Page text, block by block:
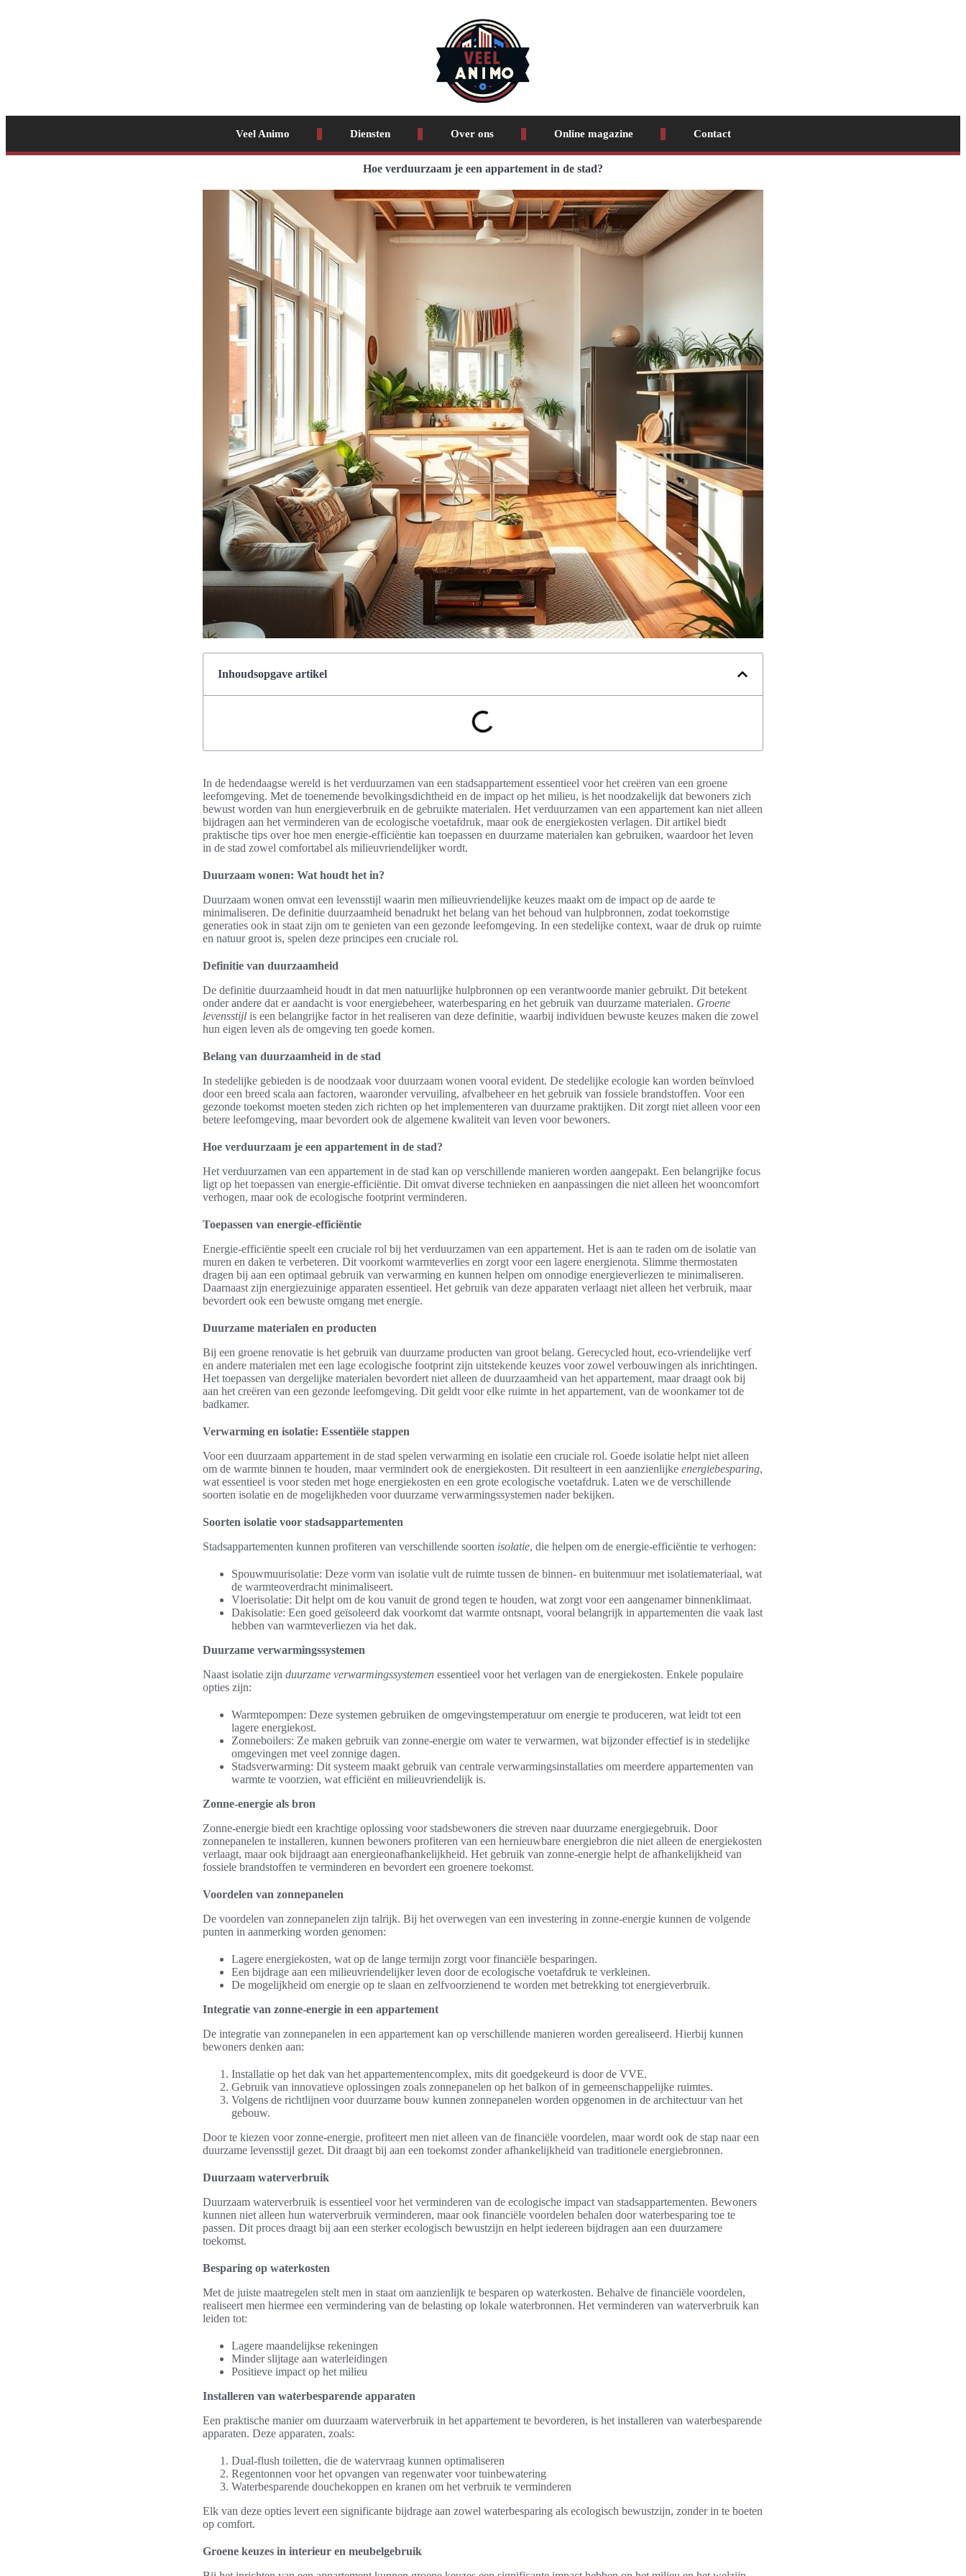
Veel Animo Diensten Over ons Online magazine Contact
Hoe verduurzaam je een appartement in de stad?
Inhoudsopgave artikel
In de hedendaagse wereld is het verduurzamen van een stadsappartement essentieel voor het creëren van een groene
leefomgeving. Met de toenemende bevolkingsdichtheid en de impact op het milieu, is het noodzakelijk dat bewoners zich
bewust worden van hun energieverbruik en de gebruikte materialen. Het verduurzamen van een appartement kan niet alleen
bijdragen aan het verminderen van de ecologische voetafdruk, maar ook de energiekosten verlagen. Dit artikel biedt
praktische tips over hoe men energie-efficiëntie kan toepassen en duurzame materialen kan gebruiken, waardoor het leven
in de stad zowel comfortabel als milieuvriendelijker wordt.
Duurzaam wonen: Wat houdt het in?
Duurzaam wonen omvat een levensstijl waarin men milieuvriendelijke keuzes maakt om de impact op de aarde te
minimaliseren. De definitie duurzaamheid benadrukt het belang van het behoud van hulpbronnen, zodat toekomstige
generaties ook in staat zijn om te genieten van een gezonde leefomgeving. In een stedelijke context, waar de druk op ruimte
en natuur groot is, spelen deze principes een cruciale rol.
Definitie van duurzaamheid
De definitie duurzaamheid houdt in dat men natuurlijke hulpbronnen op een verantwoorde manier gebruikt. Dit betekent
onder andere dat er aandacht is voor energiebeheer, waterbesparing en het gebruik van duurzame materialen. Groene
levensstijl is een belangrijke factor in het realiseren van deze definitie, waarbij individuen bewuste keuzes maken die zowel
hun eigen leven als de omgeving ten goede komen.
Belang van duurzaamheid in de stad
In stedelijke gebieden is de noodzaak voor duurzaam wonen vooral evident. De stedelijke ecologie kan worden beïnvloed
door een breed scala aan factoren, waaronder vervuiling, afvalbeheer en het gebruik van fossiele brandstoffen. Voor een
gezonde toekomst moeten steden zich richten op het implementeren van duurzame praktijken. Dit zorgt niet alleen voor een
betere leefomgeving, maar bevordert ook de algemene kwaliteit van leven voor bewoners.
Hoe verduurzaam je een appartement in de stad?
Het verduurzamen van een appartement in de stad kan op verschillende manieren worden aangepakt. Een belangrijke focus
ligt op het toepassen van energie-efficiëntie. Dit omvat diverse technieken en aanpassingen die niet alleen het wooncomfort
verhogen, maar ook de ecologische footprint verminderen.
Toepassen van energie-efficiëntie
Energie-efficiëntie speelt een cruciale rol bij het verduurzamen van een appartement. Het is aan te raden om de isolatie van
muren en daken te verbeteren. Dit voorkomt warmteverlies en zorgt voor een lagere energienota. Slimme thermostaten
dragen bij aan een optimaal gebruik van verwarming en kunnen helpen om onnodige energieverliezen te minimaliseren.
Daarnaast zijn energiezuinige apparaten essentieel. Het gebruik van deze apparaten verlaagt niet alleen het verbruik, maar
bevordert ook een bewuste omgang met energie.
Duurzame materialen en producten
Bij een groene renovatie is het gebruik van duurzame producten van groot belang. Gerecycled hout, eco-vriendelijke verf
en andere materialen met een lage ecologische footprint zijn uitstekende keuzes voor zowel verbouwingen als inrichtingen.
Het toepassen van dergelijke materialen bevordert niet alleen de duurzaamheid van het appartement, maar draagt ook bij
aan het creëren van een gezonde leefomgeving. Dit geldt voor elke ruimte in het appartement, van de woonkamer tot de
badkamer.
Verwarming en isolatie: Essentiële stappen
Voor een duurzaam appartement in de stad spelen verwarming en isolatie een cruciale rol. Goede isolatie helpt niet alleen
om de warmte binnen te houden, maar vermindert ook de energiekosten. Dit resulteert in een aanzienlijke energiebesparing,
wat essentieel is voor steden met hoge energiekosten en een grote ecologische voetafdruk. Laten we de verschillende
soorten isolatie en de mogelijkheden voor duurzame verwarmingssystemen nader bekijken.
Soorten isolatie voor stadsappartementen
Stadsappartementen kunnen profiteren van verschillende soorten isolatie, die helpen om de energie-efficiëntie te verhogen:
Spouwmuurisolatie: Deze vorm van isolatie vult de ruimte tussen de binnen- en buitenmuur met isolatiemateriaal, wat
de warmteoverdracht minimaliseert.
Vloerisolatie: Dit helpt om de kou vanuit de grond tegen te houden, wat zorgt voor een aangenamer binnenklimaat.
Dakisolatie: Een goed geïsoleerd dak voorkomt dat warmte ontsnapt, vooral belangrijk in appartementen die vaak last
hebben van warmteverliezen via het dak.
Duurzame verwarmingssystemen
Naast isolatie zijn duurzame verwarmingssystemen essentieel voor het verlagen van de energiekosten. Enkele populaire
opties zijn:
Warmtepompen: Deze systemen gebruiken de omgevingstemperatuur om energie te produceren, wat leidt tot een
lagere energiekost.
Zonneboilers: Ze maken gebruik van zonne-energie om water te verwarmen, wat bijzonder effectief is in stedelijke
omgevingen met veel zonnige dagen.
Stadsverwarming: Dit systeem maakt gebruik van centrale verwarmingsinstallaties om meerdere appartementen van
warmte te voorzien, wat efficiënt en milieuvriendelijk is.
Zonne-energie als bron
Zonne-energie biedt een krachtige oplossing voor stadsbewoners die streven naar duurzame energiegebruik. Door
zonnepanelen te installeren, kunnen bewoners profiteren van een hernieuwbare energiebron die niet alleen de energiekosten
verlaagt, maar ook bijdraagt aan energieonafhankelijkheid. Het gebruik van zonne-energie helpt de afhankelijkheid van
fossiele brandstoffen te verminderen en bevordert een groenere toekomst.
Voordelen van zonnepanelen
De voordelen van zonnepanelen zijn talrijk. Bij het overwegen van een investering in zonne-energie kunnen de volgende
punten in aanmerking worden genomen:
Lagere energiekosten, wat op de lange termijn zorgt voor financiële besparingen.
Een bijdrage aan een milieuvriendelijker leven door de ecologische voetafdruk te verkleinen.
De mogelijkheid om energie op te slaan en zelfvoorzienend te worden met betrekking tot energieverbruik.
Integratie van zonne-energie in een appartement
De integratie van zonnepanelen in een appartement kan op verschillende manieren worden gerealiseerd. Hierbij kunnen
bewoners denken aan:
Installatie op het dak van het appartementencomplex, mits dit goedgekeurd is door de VVE.
Gebruik van innovatieve oplossingen zoals zonnepanelen op het balkon of in gemeenschappelijke ruimtes.
Volgens de richtlijnen voor duurzame bouw kunnen zonnepanelen worden opgenomen in de architectuur van het
gebouw.
Door te kiezen voor zonne-energie, profiteert men niet alleen van de financiële voordelen, maar wordt ook de stap naar een
duurzame levensstijl gezet. Dit draagt bij aan een toekomst zonder afhankelijkheid van traditionele energiebronnen.
Duurzaam waterverbruik
Duurzaam waterverbruik is essentieel voor het verminderen van de ecologische impact van stadsappartementen. Bewoners
kunnen niet alleen hun waterverbruik verminderen, maar ook financiële voordelen behalen door waterbesparing toe te
passen. Dit proces draagt bij aan een sterker ecologisch bewustzijn en helpt iedereen bijdragen aan een duurzamere
toekomst.
Besparing op waterkosten
Met de juiste maatregelen stelt men in staat om aanzienlijk te besparen op waterkosten. Behalve de financiële voordelen,
realiseert men hiermee een vermindering van de belasting op lokale waterbronnen. Het verminderen van waterverbruik kan
leiden tot:
Lagere maandelijkse rekeningen
Minder slijtage aan waterleidingen
Positieve impact op het milieu
Installeren van waterbesparende apparaten
Een praktische manier om duurzaam waterverbruik in het appartement te bevorderen, is het installeren van waterbesparende
apparaten. Deze apparaten, zoals:
Dual-flush toiletten, die de watervraag kunnen optimaliseren
Regentonnen voor het opvangen van regenwater voor tuinbewatering
Waterbesparende douchekoppen en kranen om het verbruik te verminderen
Elk van deze opties levert een significante bijdrage aan zowel waterbesparing als ecologisch bewustzijn, zonder in te boeten
op comfort.
Groene keuzes in interieur en meubelgebruik